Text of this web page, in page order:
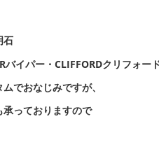
石
イパー・CLIFFORDクリフォー
でおなじみですが、
っておりますので